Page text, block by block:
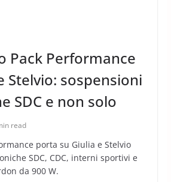
Pack Performance
Stelvio: sospensioni
SDC e non solo
read
porta su Giulia e Stelvio
SDC, CDC, interni sportivi e
da 900 W.